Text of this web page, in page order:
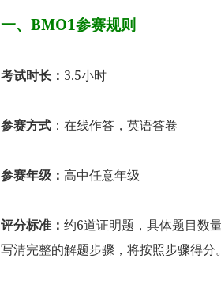
一、BMO1参赛规则
考试时长： 3.5小时
参赛方式 ：在线作答，英语答卷
参赛年级：高中任意年级
评分标准：约6道证明题，具体题目数
写清完整的解题步骤，将按照步骤得分。